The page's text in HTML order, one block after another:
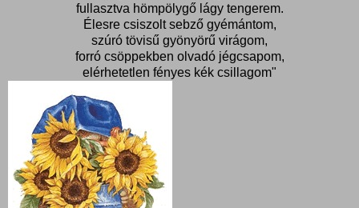
fullasztva hömpölygő lágy tengerem.
Élesre csiszolt sebző gyémántom,
szúró tövisű gyönyörű virágom,
forró csöppekben olvadó jégcsapom,
elérhetetlen fényes kék csillagom"